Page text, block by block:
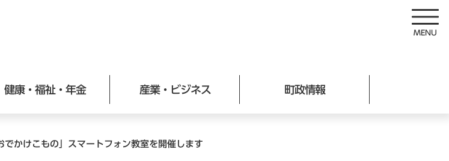
健康・福祉・年金 産業・ビジネス 町政情報
でかけこもの」スマートフォン教室を開催します